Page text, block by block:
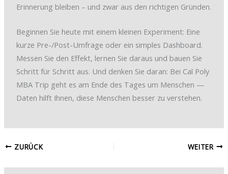
Erinnerung bleiben – und zwar aus den richtigen Gründen.
Beginnen Sie heute mit einem kleinen Experiment: Eine
kurze Pre-/Post-Umfrage oder ein simples Dashboard.
Messen Sie den Effekt, lernen Sie daraus und bauen Sie
Schritt für Schritt aus. Und denken Sie daran: Bei Cal Poly
MBA Trip geht es am Ende des Tages um Menschen —
Daten hilft Ihnen, diese Menschen besser zu verstehen.
ZURÜCK WEITER